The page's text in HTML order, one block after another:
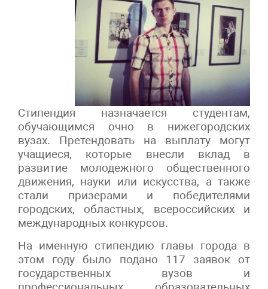
Стипендия назначается студентам,
обучающимся очно в нижегородских
вузах. Претендовать на выплату могут
учащиеся, которые внесли вклад в
развитие молодежного общественного
движения, науки или искусства, а также
стали призерами и победителями
городских, областных, всероссийских и
международных конкурсов.
На именную стипендию главы города в
этом году было подано 117 заявок от
государственных вузов и